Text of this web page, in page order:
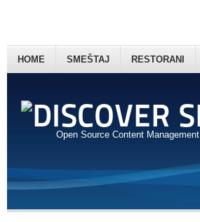
Open Source Content Management
HOME SMEŠTAJ RESTORANI